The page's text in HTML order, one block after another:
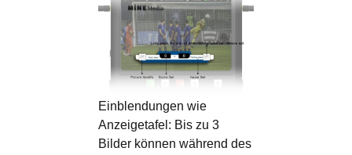
Einblendungen wie
Anzeigetafel: Bis zu 3
Bilder können während des